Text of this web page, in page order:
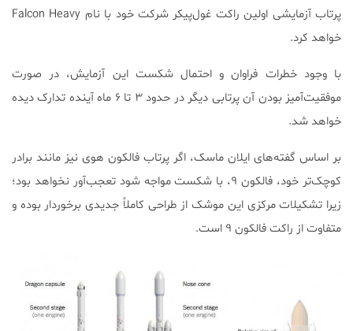
پرتاب آزمایشی اولین راکت غول‌پیکر شرکت خود با نام Falcon Heavy
خواهد کرد.
با وجود خطرات فراوان و احتمال شکست این آزمایش، در صورت
موفقیت‌آمیز بودن آن پرتابی دیگر در حدود ۳ تا ۶ ماه آینده تدارک دیده
خواهد شد.
بر اساس گفته‌های ایلان ماسک، اگر پرتاب فالکون هوی نیز مانند برادر
کوچک‌تر خود، فالکون ۹،‌ با شکست مواجه شود تعجب‌آور نخواهد بود؛
زیرا تشکیلات مرکزی این موشک از طراحی کاملاً جدیدی برخوردار بوده و
متفاوت از راکت فالکون ۹ است.